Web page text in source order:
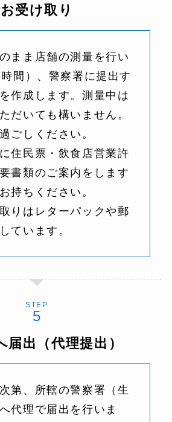
お受け取り
まま店舗の測量を行い
時間）、警察署に提出す
作成します。測量中は
だいても構いません。
ごしください。
住民票・飲食店営業許
書類のご案内をします
持ちください。
りはレターパックや郵
ています。
STEP
届出（代理提出）
第、所轄の警察署（生
代理で届出を行いま